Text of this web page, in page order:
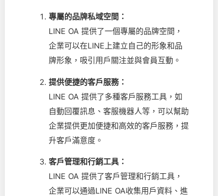
專屬的品牌私域空間：
LINE OA 提供了一個專屬的品牌空間，
企業可以在LINE上建立自己的形象和品
牌形象，吸引用戶關注並與會員互動。
提供便捷的客戶服務：
LINE OA 提供了多種客戶服務工具，如
自動回覆訊息、客服機器人等，可以幫助
企業提供更加便捷和高效的客戶服務，提
升客戶滿意度。
客戶管理和行銷工具：
LINE OA 提供了客戶管理和行銷工具，
企業可以通過LINE OA收集用戶資料、進